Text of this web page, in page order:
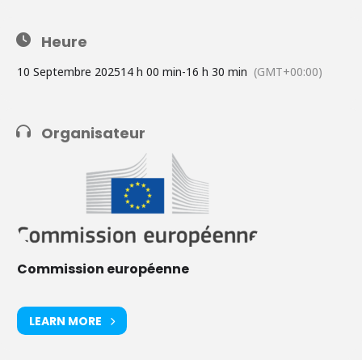
soutenir différents cas d'utilisation et transactions de
propriété intellectuelle. Ce séminaire en ligne offre des
informations pratiques aux décideurs économiques, aux
licence technologique.
Heure
10 Septembre 202514 h 00 min-16 h 30 min (GMT+00:00)
Organisateur
Commission européenne
LEARN MORE